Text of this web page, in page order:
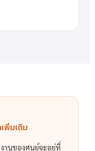
พิ่มเติม
านของศูนย์จะอยู่ที่